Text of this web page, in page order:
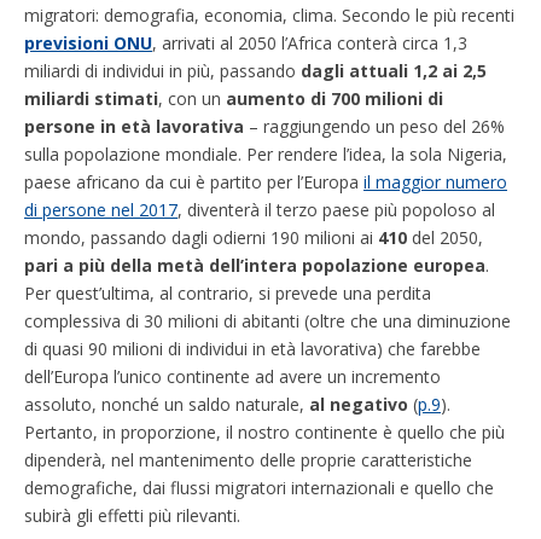
migratori: demografia, economia, clima. Secondo le più recenti
previsioni ONU, arrivati al 2050 l’Africa conterà circa 1,3
miliardi di individui in più, passando dagli attuali 1,2 ai 2,5
miliardi stimati, con un aumento di 700 milioni di
persone in età lavorativa – raggiungendo un peso del 26%
sulla popolazione mondiale. Per rendere l’idea, la sola Nigeria,
paese africano da cui è partito per l’Europa il maggior numero
di persone nel 2017, diventerà il terzo paese più popoloso al
mondo, passando dagli odierni 190 milioni ai 410 del 2050,
pari a più della metà dell’intera popolazione europea.
Per quest’ultima, al contrario, si prevede una perdita
complessiva di 30 milioni di abitanti (oltre che una diminuzione
di quasi 90 milioni di individui in età lavorativa) che farebbe
dell’Europa l’unico continente ad avere un incremento
assoluto, nonché un saldo naturale, al negativo (p.9).
Pertanto, in proporzione, il nostro continente è quello che più
dipenderà, nel mantenimento delle proprie caratteristiche
demografiche, dai flussi migratori internazionali e quello che
subirà gli effetti più rilevanti.